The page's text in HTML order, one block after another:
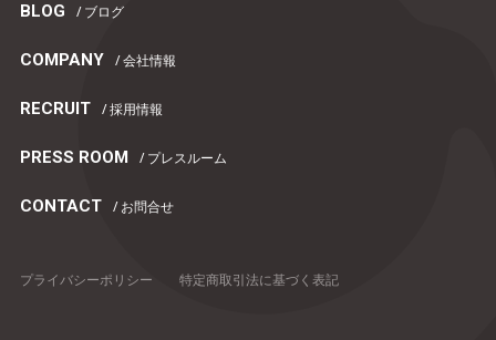
BLOG / ブログ
COMPANY / 会社情報
RECRUIT / 採用情報
PRESS ROOM / プレスルーム
CONTACT / お問合せ
プライバシーポリシー 特定商取引法に基づく表記